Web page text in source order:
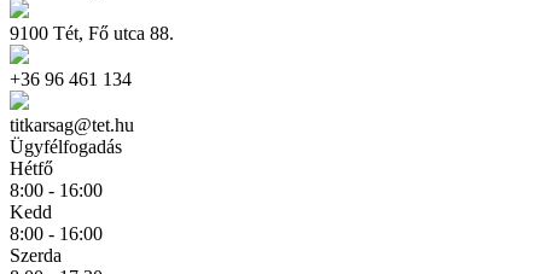
9100 Tét, Fő utca 88.
+36 96 461 134
titkarsag@tet.hu
Ügyfélfogadás
Hétfő
8:00 - 16:00
Kedd
8:00 - 16:00
Szerda